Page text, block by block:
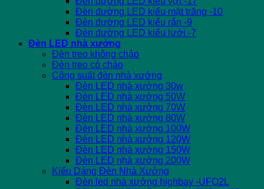
Đèn đường LED kiểu mặt trăng -10
Đèn đường LED kiểu rắn -9
Đèn đường LED kiểu lưới -7
Đèn LED nhà xưởng
Đèn treo không chảo
Đèn treo có chảo
Công suất đèn nhà xưởng
Đèn LED nhà xưởng 30w
Đèn LED nhà xưởng 50W
Đèn LED nhà xưởng 70W
Đèn LED nhà xưởng 80W
Đèn LED nhà xưởng 100W
Đèn LED nhà xưởng 120W
Đèn LED nhà xưởng 150W
Đèn LED nhà xưởng 200W
Kiểu Dáng Đèn Nhà Xưởng
Đèn led nhà xưởng highbay -UFO2L